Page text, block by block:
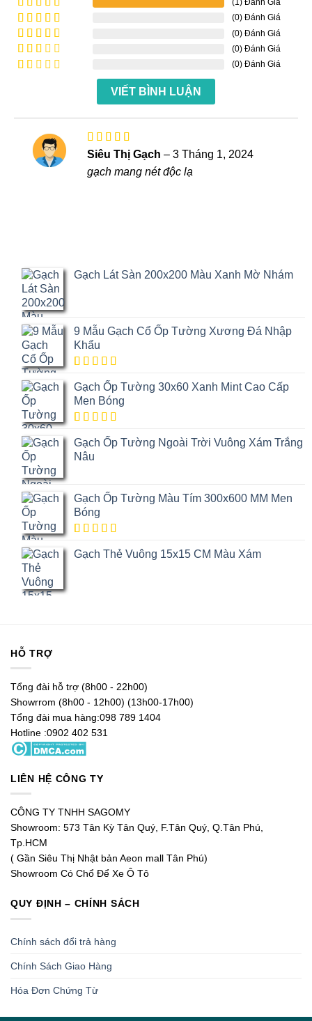
Được xếp
hạng 5
sao
(1) Đánh Giá
Được
xếp
5 sao
(0) Đánh Giá
Được
xếp
hạng
(0) Đánh Giá
Được
(0) Đánh Giá
sao
(0) Đánh Giá
VIẾT BÌNH LUẬN
Được xếp
hạng
sao
Siêu Thị Gạch – 3 Tháng 1, 2024
gạch mang nét độc lạ
Gạch Lát Sàn 200x200 Màu Xanh Mờ Nhám
9 Mẫu Gạch Cổ Ốp Tường Xương Đá Nhập
Khẩu
trên
5 dựa trên
đánh giá
Gạch Ốp Tường 30x60 Xanh Mint Cao Cấp
Men Bóng
trên
5 dựa trên
đánh giá
Gạch Ốp Tường Ngoài Trời Vuông Xám Trắng
Nâu
Gạch Ốp Tường Màu Tím 300x600 MM Men
Bóng
5 dựa trên
Gạch Thẻ Vuông 15x15 CM Màu Xám
HỖ TRỢ
Tổng đài hỗ trợ (8h00 - 22h00)
Showrrom (8h00 - 12h00) (13h00-17h00)
Tổng đài mua hàng:098 789 1404
Hotline :0902 402 531
LIÊN HỆ CÔNG TY
CÔNG TY TNHH SAGOMY
Showroom: 573 Tân Kỳ Tân Quý, F.Tân Quý, Q.Tân Phú,
Tp.HCM
( Gần Siêu Thị Nhật bản Aeon mall Tân Phú)
Showroom Có Chổ Để Xe Ô Tô
QUY ĐỊNH – CHÍNH SÁCH
Chính sách đổi trả hàng
Chính Sách Giao Hàng
Hóa Đơn Chứng Từ